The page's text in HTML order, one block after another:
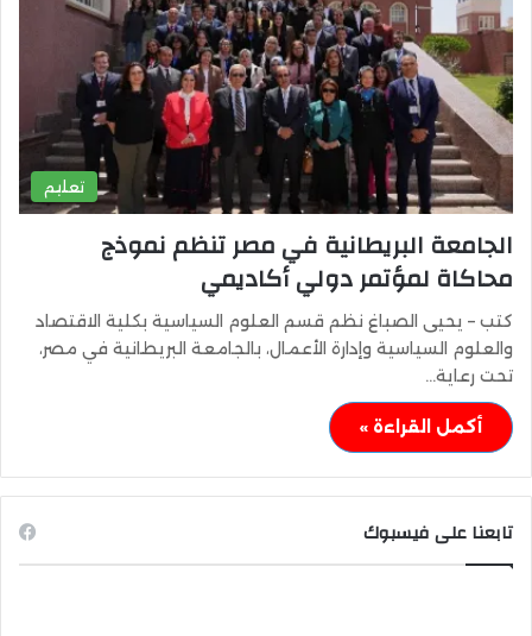
تعليم
الجامعة البريطانية في مصر تنظم نموذج
محاكاة لمؤتمر دولي أكاديمي
كتب – يحيى الصباغ نظم قسم العلوم السياسية بكلية الاقتصاد
والعلوم السياسية وإدارة الأعمال، بالجامعة البريطانية في مصر،
تحت رعاية…
أكمل القراءة »
تابعنا على فيسبوك